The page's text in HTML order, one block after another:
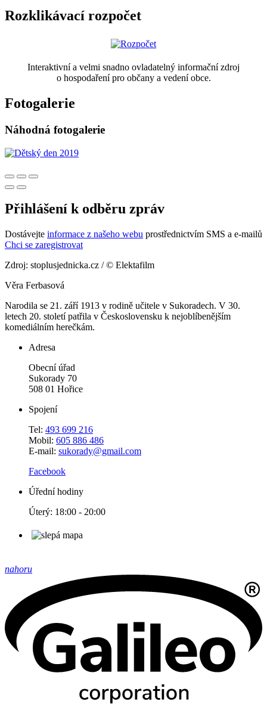
Rozklikávací rozpočet
Interaktivní a velmi snadno ovladatelný informační zdroj
o hospodaření pro občany a vedení obce.
Fotogalerie
Náhodná fotogalerie
Přihlášení k odběru zpráv
Dostávejte informace z našeho webu prostřednictvím SMS a e-mailů
Chci se zaregistrovat
Zdroj: stoplusjednicka.cz / © Elektafilm
Věra Ferbasová
Narodila se 21. září 1913 v rodině učitele v Sukoradech. V 30.
letech 20. století patřila v Československu k nejoblíbenějším
komediálním herečkám.
Adresa
Obecní úřad
Sukorady 70
508 01 Hořice
Spojení
Tel: 493 699 216
Mobil: 605 886 486
E-mail: sukorady@gmail.com
Facebook
Úřední hodiny
Úterý: 18:00 - 20:00
nahoru